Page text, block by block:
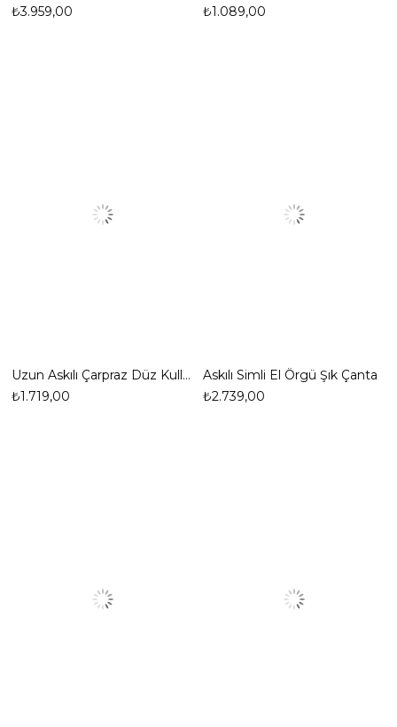
₺3.959,00
₺1.089,00
Uzun Askılı Çarpraz Düz Kullanımlı Mini Şık Çanta
₺1.719,00
Askılı Simli El Örgü Şık Çanta
₺2.739,00